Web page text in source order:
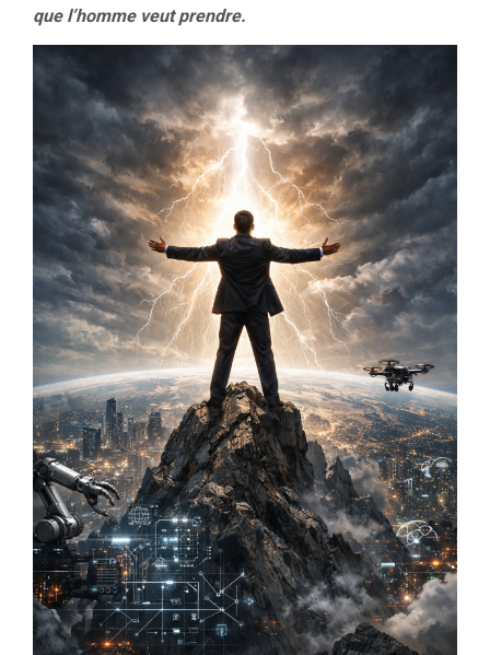
que l’homme veut prendre.